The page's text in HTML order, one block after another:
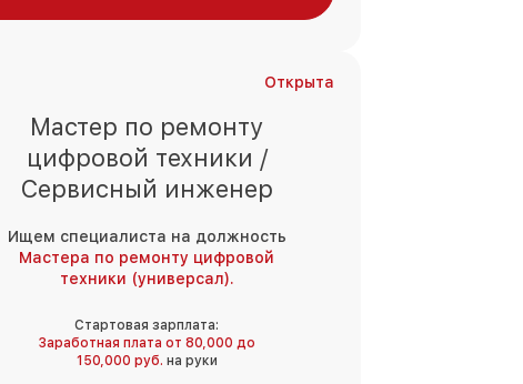
Открыта
Мастер по ремонту
цифровой техники /
Сервисный инженер
Ищем специалиста на должность
Мастера по ремонту цифровой
техники (универсал).
Стартовая зарплата:
Заработная плата от 80,000 до
150,000 руб. на руки